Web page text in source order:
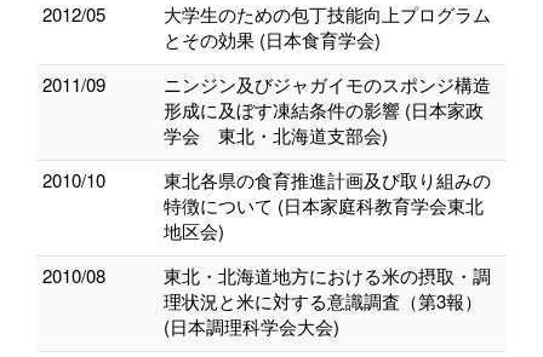
2012/05
大学生のための包丁技能向上プログラム
とその効果 (日本食育学会)
2011/09
ニンジン及びジャガイモのスポンジ構造
形成に及ぼす凍結条件の影響 (日本家政
学会 東北・北海道支部会)
2010/10
東北各県の食育推進計画及び取り組みの
特徴について (日本家庭科教育学会東北
地区会)
2010/08
東北・北海道地方における米の摂取・調
理状況と米に対する意識調査（第3報）
(日本調理科学会大会)